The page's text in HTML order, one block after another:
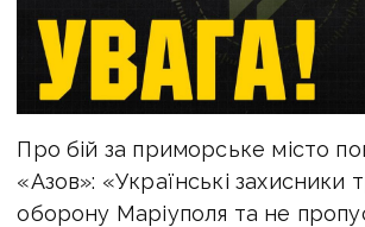
Про бій за приморське місто
«Азов»: «Українські захисники
оборону Маріуполя та не